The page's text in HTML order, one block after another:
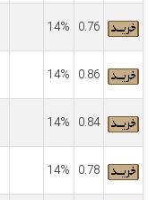
0.76
14%
0.86
14%
0.84
14%
0.78
14%